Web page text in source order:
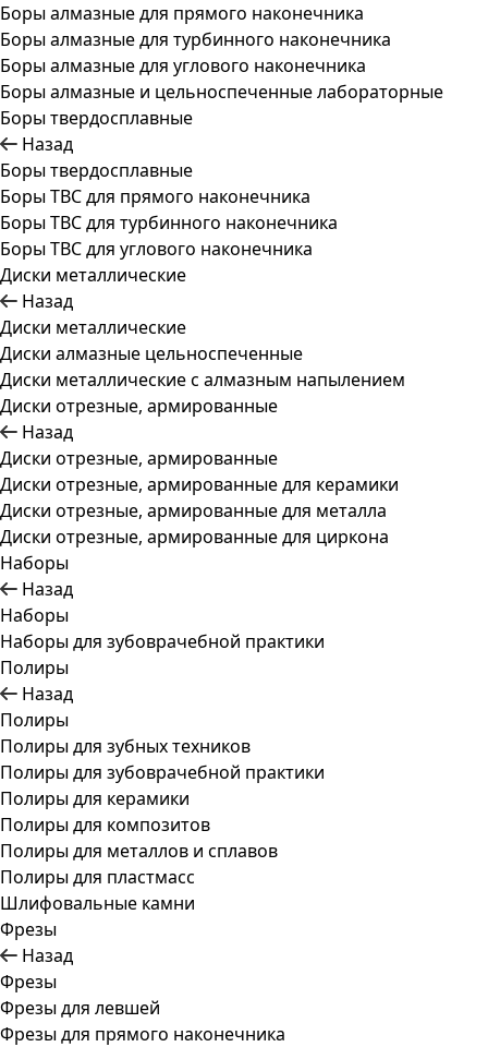
Боры алмазные для прямого наконечника
Боры алмазные для турбинного наконечника
Боры алмазные для углового наконечника
Боры алмазные и цельноспеченные лабораторные
Боры твердосплавные
Назад
Боры твердосплавные
Боры ТВС для прямого наконечника
Боры ТВС для турбинного наконечника
Боры ТВС для углового наконечника
Диски металлические
Назад
Диски металлические
Диски алмазные цельноспеченные
Диски металлические с алмазным напылением
Диски отрезные, армированные
Назад
Диски отрезные, армированные
Диски отрезные, армированные для керамики
Диски отрезные, армированные для металла
Диски отрезные, армированные для циркона
Наборы
Назад
Наборы
Наборы для зубоврачебной практики
Полиры
Назад
Полиры
Полиры для зубных техников
Полиры для зубоврачебной практики
Полиры для керамики
Полиры для композитов
Полиры для металлов и сплавов
Полиры для пластмасс
Шлифовальные камни
Фрезы
Назад
Фрезы
Фрезы для левшей
Фрезы для прямого наконечника